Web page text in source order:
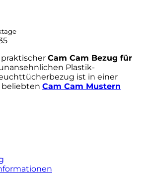
Cam Cam Bezug für
Plastik-
ist in einer
beliebten Cam Cam Mustern